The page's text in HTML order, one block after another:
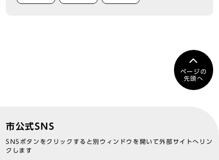
ページの
先頭へ
市公式SNS
SNSボタンをクリックすると別ウィンドウを開いて外部サイトへリン
クします